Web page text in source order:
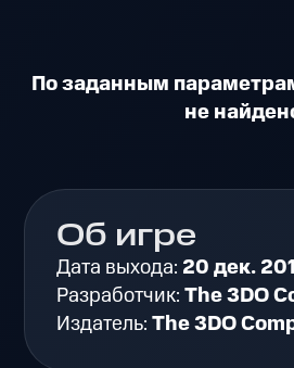
По заданным
не
Об игре
Дата выхода: 20 дек.
Разработчик:The 3DO
Издатель:The 3DO